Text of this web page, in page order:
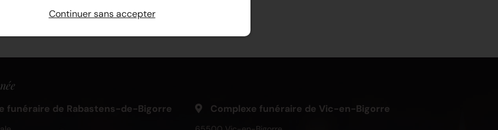
funéraire de Rabastens-de-Bigorre Complexe funéraire de Vic-en-Bigorre
Continuer sans accepter